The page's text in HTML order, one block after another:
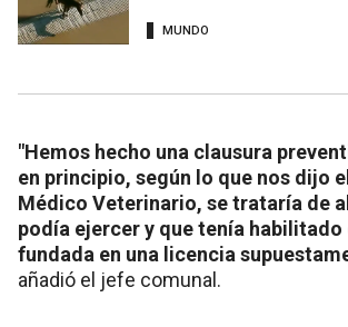
MUNDO
"Hemos hecho una clausura
en principio, según lo que nos dijo
Médico Veterinario, se trataría de
podía ejercer y que tenía habilitado
fundada en una licencia
añadió el jefe comunal.